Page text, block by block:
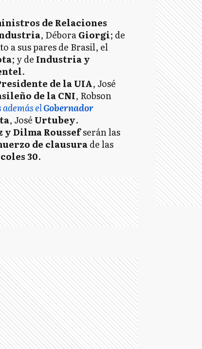
de Relaciones
, DéboraGiorgi; de
a sus pares de Brasil, el
; y de Industria y
.
de la UIA, José
de la CNI, Robson
elGobernador
, José Urtubey.
Dilma Roussefserán las
de clausurade las
30.